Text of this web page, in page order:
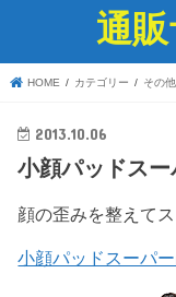
通販
HOME カテゴリー その他
2013.10.06
小顔パッドスー
顔の歪みを整えて
小顔パッドスーパ